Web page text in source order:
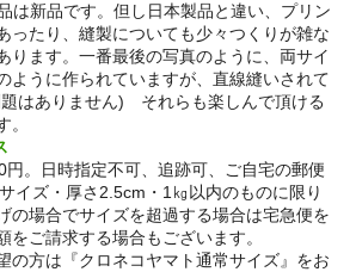
は新品です。但し日本製品と違い、プリン
ったり、縫製についても少々つくりが雑な
ります。一番最後の写真のように、両サイ
ように作られていますが、直線縫いされて
はありません) それらも楽しんで頂ける
。
。日時指定不可、追跡可、ご自宅の郵便
イズ・厚さ2.5cm・1㎏以内のものに限り
の場合でサイズを超過する場合は宅急便を
をご請求する場合もございます。
の方は『クロネコヤマト通常サイズ』をお